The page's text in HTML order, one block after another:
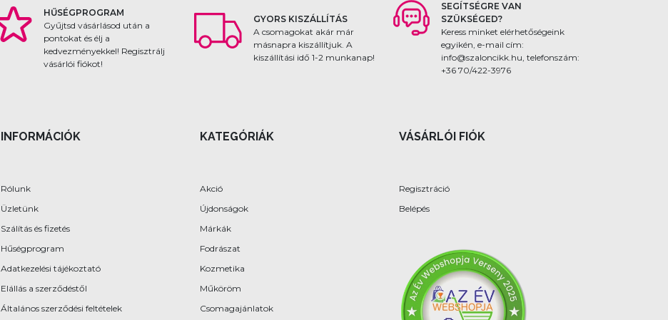
HŰSÉGPROGRAM
Gyűjtsd vásárlásod után a
pontokat és élj a
kedvezményekkel! Regisztrálj
vásárlói fiókot!
GYORS KISZÁLLÍTÁS
A csomagokat akár már
másnapra kiszállítjuk. A
kiszállítási idő 1-2 munkanap!
SEGÍTSÉGRE VAN
SZÜKSÉGED?
Keress minket elérhetőségeink
egyikén, e-mail cím:
info@szaloncikk.hu, telefonszám:
+36 70/422-3976
INFORMÁCIÓK
Rólunk
Üzletünk
Szálítás és fizetés
Hűségprogram
Adatkezelési tájékoztató
Elállás a szerződéstől
Általános szerződési feltételek
KATEGÓRIÁK
Akció
Újdonságok
Márkák
Fodrászat
Kozmetika
Műköröm
Csomagajánlatok
VÁSÁRLÓI FIÓK
Regisztráció
Belépés